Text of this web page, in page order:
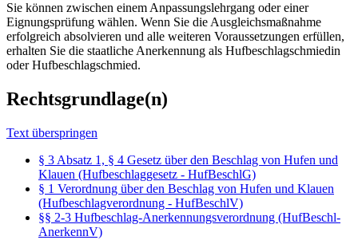
Sie können zwischen einem Anpassungslehrgang oder einer
Eignungsprüfung wählen. Wenn Sie die Ausgleichsmaßnahme
erfolgreich absolvieren und alle weiteren Voraussetzungen erfüllen,
erhalten Sie die staatliche Anerkennung als Hufbeschlagschmiedin
oder Hufbeschlagschmied.
Rechtsgrundlage(n)
Text überspringen
§ 3 Absatz 1, § 4 Gesetz über den Beschlag von Hufen und
Klauen (Hufbeschlaggesetz - HufBeschlG)
§ 1 Verordnung über den Beschlag von Hufen und Klauen
(Hufbeschlagverordnung - HufBeschlV)
§§ 2-3 Hufbeschlag-Anerkennungsverordnung (HufBeschl-
AnerkennV)